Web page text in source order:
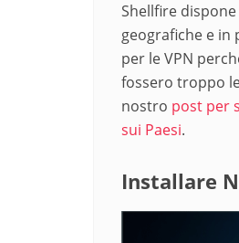
Shellfire
geografiche e in
per le VPN
fossero troppo
nostro post per
sui Paesi.
Installare